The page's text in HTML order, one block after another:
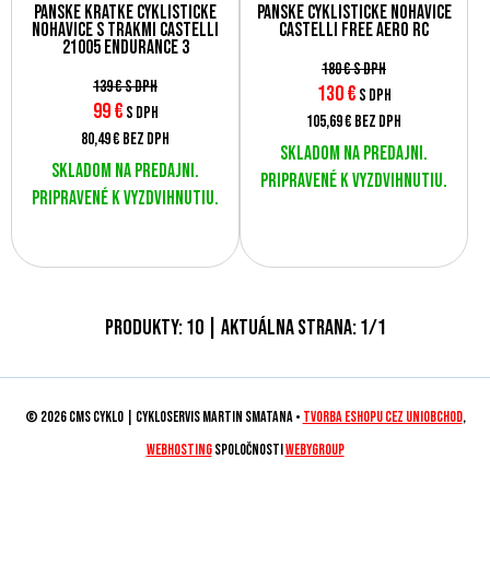
Pánske krátke cyklistické
nohavice s trakmi Castelli
21005 ENDURANCE 3
139 €s DPH
99€ s DPH
80,49 € bez DPH
Skladom na predajni.
Pripravené k vyzdvihnutiu.
Pánske cyklistické nohavice
Castelli FREE AERO RC
180 €s DPH
130€ s DPH
105,69 € bez DPH
Skladom na predajni.
Pripravené k vyzdvihnutiu.
Produkty:10| Aktuálna strana:1/1
© 2026 CMS CYKLO | Cykloservis Martin Smatana • tvorba eshopu cez UNIobchod,
webhostingspoločnosti WEBYGROUP